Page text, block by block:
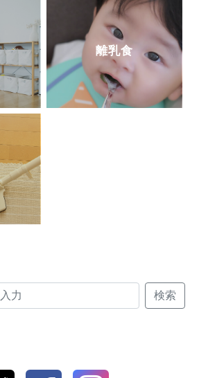
離乳食
検索